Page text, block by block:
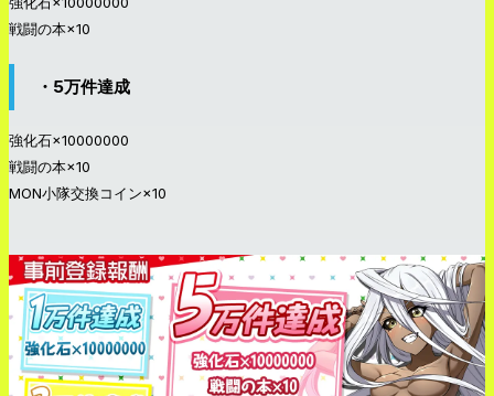
戦闘の本×10
・5万件達成
強化石×10000000
戦闘の本×10
MON小隊交換コイン×10